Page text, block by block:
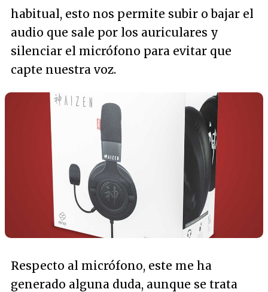
habitual, esto nos permite subir o bajar el
audio que sale por los auriculares y
silenciar el micrófono para evitar que
capte nuestra voz.
Respecto al micrófono, este me ha
generado alguna duda, aunque se trata